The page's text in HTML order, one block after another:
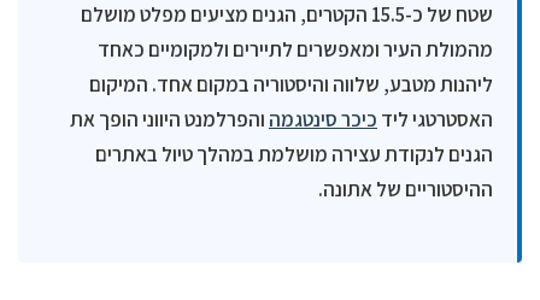
שטח של כ-15.5 הקטרים, הגנים מציעים מפלט מושלם
מהמולת העיר ומאפשרים לתיירים ולמקומיים כאחד
ליהנות מטבע, שלווה והיסטוריה במקום אחד. המיקום
האסטרטגי ליד כיכר סינטגמה והפרלמנט היווני הופך את
הגנים לנקודת עצירה מושלמת במהלך טיול באתרים
ההיסטוריים של אתונה.